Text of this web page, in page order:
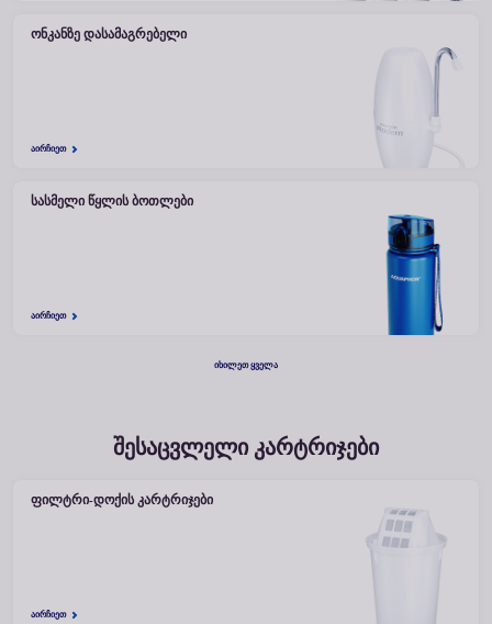
ᲝᲜᲙᲐᲜᲖᲔ ᲓᲐᲡᲐᲛᲐᲒᲠᲔᲑᲔᲚᲘ
ᲐᲘᲠᲩᲘᲔᲗ
ᲡᲐᲡᲛᲔᲚᲘ ᲬᲧᲚᲘᲡ ᲑᲝᲗᲚᲔᲑᲘ
ᲐᲘᲠᲩᲘᲔᲗ
ᲘᲮᲘᲚᲔᲗ ᲧᲕᲔᲚᲐ
შესაცვლელი კარტრიჯები
ᲤᲘᲚᲢᲠᲘ-ᲓᲝᲥᲘᲡ ᲙᲐᲠᲢᲠᲘᲯᲔᲑᲘ
ᲐᲘᲠᲩᲘᲔᲗ